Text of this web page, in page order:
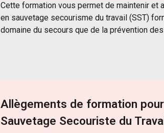
Cette formation vous permet de maintenir
en sauvetage secourisme du travail (SST)
domaine du secours que de la prévention
Allègements de formation
Sauvetage Secouriste du